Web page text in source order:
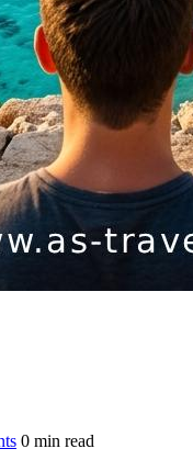
0 min read